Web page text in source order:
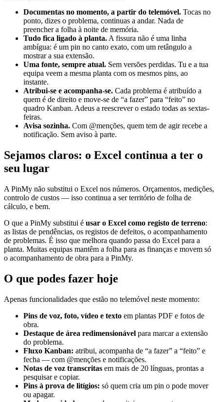
Documentas no momento, a partir do telemóvel. Tocas no
ponto, dizes o problema, continuas a andar. Nada de
preencher a folha à noite de memória.
Tudo fica ligado à planta. A fissura não é uma linha
ambígua: é um pin no canto exato, com um retângulo a
mostrar a sua extensão.
Uma fonte, sempre atual. Sem versões perdidas. Tu e a tua
equipa veem a mesma planta com os mesmos pins, ao
instante.
Atribui-se e acompanha-se. Cada problema é atribuído a
quem é de direito e move-se de “a fazer” para “feito” no
quadro Kanban. Adeus a reescrever o estado todas as sextas-
feiras.
Avisa sozinha. Com @menções, quem tem de agir recebe a
notificação. Sem aviso à parte.
Sejamos claros: o Excel continua a ter o
seu lugar
A PinMy não substitui o Excel nos números. Orçamentos, medições,
controlo de custos — isso continua a ser território de folha de
cálculo, e bem.
O que a PinMy substitui é usar o Excel como registo de terreno:
as listas de pendências, os registos de defeitos, o acompanhamento
de problemas. É isso que melhora quando passa do Excel para a
planta. Muitas equipas mantêm a folha para as finanças e movem só
o acompanhamento de obra para a PinMy.
O que podes fazer hoje
Apenas funcionalidades que estão no telemóvel neste momento:
Pins de voz, foto, vídeo e texto em plantas PDF e fotos de
obra.
Destaque de área redimensionável para marcar a extensão
do problema.
Fluxo Kanban: atribui, acompanha de “a fazer” a “feito” e
fecha — com @menções e notificações.
Notas de voz transcritas em mais de 20 línguas, prontas a
pesquisar e copiar.
Pins à prova de litígios: só quem cria um pin o pode mover
ou apagar.